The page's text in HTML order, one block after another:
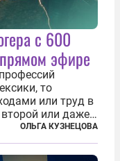
с 600
эфире
то
или труд в
или даже
и
вперед. В
прямо во...
ОЛЬГА КУЗНЕЦОВА